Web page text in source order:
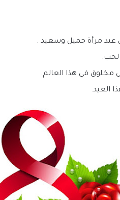
عيد مرأة جميل وسعيد .
مخلوق في هذا العالم.
العيد.